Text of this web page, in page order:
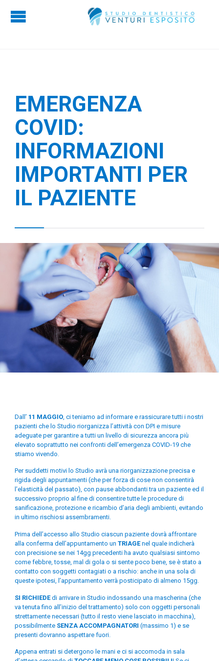
EMERGENZA
COVID:
INFORMAZIONI
IMPORTANTI PER
IL PAZIENTE
Dall’ 11 MAGGIO , ci teniamo ad informare e rassicurare tutti i nostri
pazienti che lo Studio riorganizza l’attività con DPI e misure
adeguate per garantire a tutti un livello di sicurezza ancora più
elevato soprattutto nei confronti dell’emergenza COVID-19 che
stiamo vivendo.
Per suddetti motivi lo Studio avrà una riorganizzazione precisa e
rigida degli appuntamenti (che per forza di cose non consentirà
l’elasticità del passato), con pause abbondanti tra un paziente ed il
successivo proprio al fine di consentire tutte le procedure di
sanificazione, protezione e ricambio d’aria degli ambienti, evitando
in ultimo rischiosi assembramenti.
Prima dell’accesso allo Studio ciascun paziente dovrà affrontare
alla conferma dell’appuntamento un TRIAGEnel quale indicherà
con precisione se nei 14gg precedenti ha avuto qualsiasi sintomo
come febbre, tosse, mal di gola o si sente poco bene, se è stato a
contatto con soggetti contagiati o a rischio: anche in una sola di
queste ipotesi, l’appuntamento verrà posticipato di almeno 15gg.
SI RICHIEDEdi arrivare in Studio indossando una mascherina (che
va tenuta fino all’inizio del trattamento) solo con oggetti personali
strettamente necessari (tutto il resto viene lasciato in macchina),
possibilmente SENZA ACCOMPAGNATORI (massimo 1) e se
presenti dovranno aspettare fuori.
Appena entrati si detergono le mani e ci si accomoda in sala